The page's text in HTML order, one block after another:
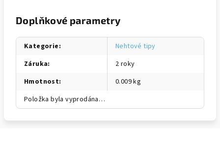
Doplňkové parametry
Kategorie:
Nehtové tipy
Záruka:
2 roky
Hmotnost:
0.009 kg
Položka byla vyprodána…